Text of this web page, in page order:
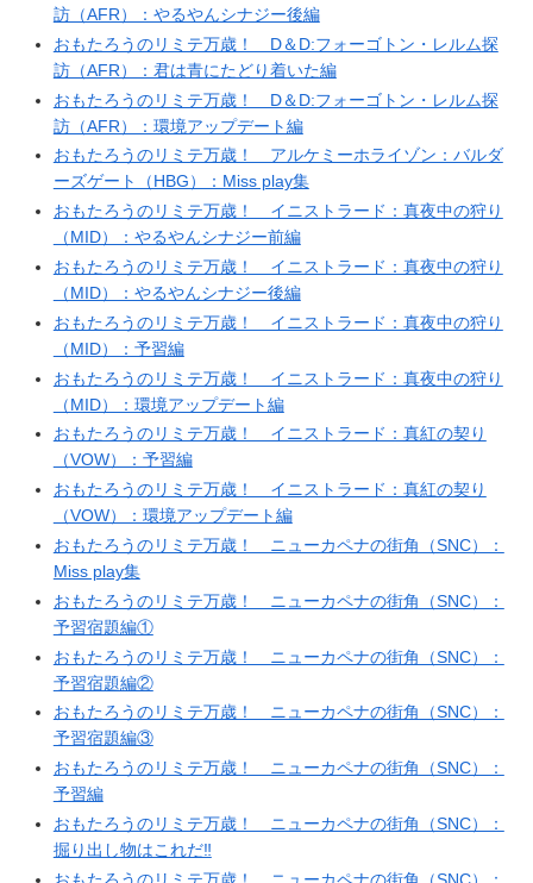
訪（AFR）：やるやんシナジー後編
おもたろうのリミテ万歳！ D＆D:フォーゴトン・レルム探
訪（AFR）：君は青にたどり着いた編
おもたろうのリミテ万歳！ D＆D:フォーゴトン・レルム探
訪（AFR）：環境アップデート編
おもたろうのリミテ万歳！ アルケミーホライゾン：バルダ
ーズゲート（HBG）：Miss play集
おもたろうのリミテ万歳！ イニストラード：真夜中の狩り
（MID）：やるやんシナジー前編
おもたろうのリミテ万歳！ イニストラード：真夜中の狩り
（MID）：やるやんシナジー後編
おもたろうのリミテ万歳！ イニストラード：真夜中の狩り
（MID）：予習編
おもたろうのリミテ万歳！ イニストラード：真夜中の狩り
（MID）：環境アップデート編
おもたろうのリミテ万歳！ イニストラード：真紅の契り
（VOW）：予習編
おもたろうのリミテ万歳！ イニストラード：真紅の契り
（VOW）：環境アップデート編
おもたろうのリミテ万歳！ ニューカペナの街角（SNC）：
Miss play集
おもたろうのリミテ万歳！ ニューカペナの街角（SNC）：
予習宿題編①
おもたろうのリミテ万歳！ ニューカペナの街角（SNC）：
予習宿題編②
おもたろうのリミテ万歳！ ニューカペナの街角（SNC）：
予習宿題編③
おもたろうのリミテ万歳！ ニューカペナの街角（SNC）：
予習編
おもたろうのリミテ万歳！ ニューカペナの街角（SNC）：
掘り出し物はこれだ‼
おもたろうのリミテ万歳！ ニューカペナの街角（SNC）：